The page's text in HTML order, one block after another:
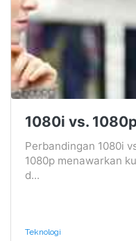
1080i vs.
Perbandingan 1080i
1080p menawarkan
d...
Teknologi